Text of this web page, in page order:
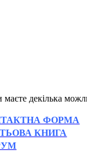
маєте декілька
ФОРМА
КНИГА